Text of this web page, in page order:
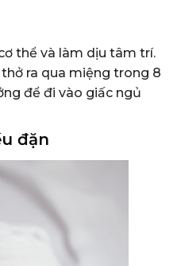
thể và làm dịu tâm trí.
ra qua miệng trong 8
để đi vào giấc ngủ
đặn